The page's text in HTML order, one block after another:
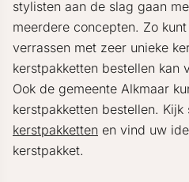
stylisten aan de slag gaan
meerdere concepten. Zo
verrassen met zeer unieke
kerstpakketten bestellen kan
Ook de gemeente Alkmaar
kerstpakketten bestellen. Kijk
kerstpakketten en vind uw
kerstpakket.